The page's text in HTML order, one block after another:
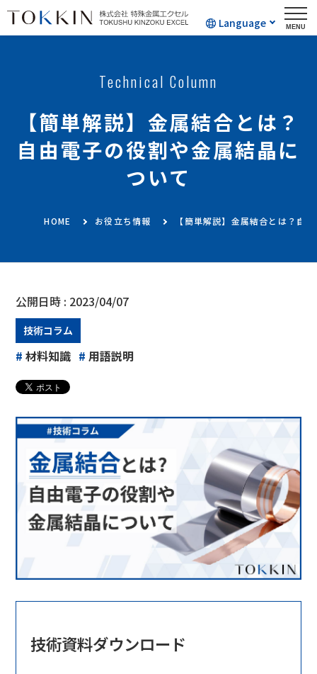
Language
Technical Column
【簡単解説】金属結合とは？
自由電子の役割や金属結晶に
ついて
HOME お役立ち情報 【簡単解説】金属結合とは？自
公開日時 : 2023/04/07
技術コラム
# 材料知識 # 用語説明
技術資料ダウンロード